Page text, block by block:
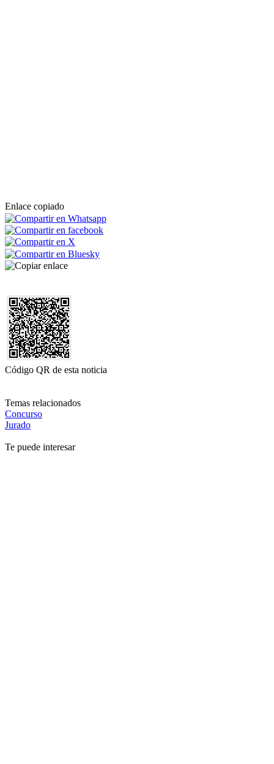
Enlace copiado
Código QR de esta noticia
Temas relacionados
Concurso
Jurado
Te puede interesar